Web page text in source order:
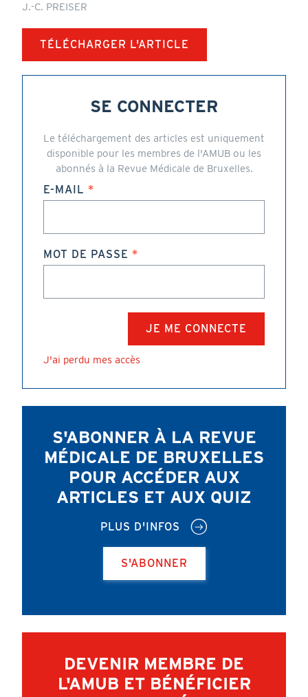
J.-C. PREISER
TÉLÉCHARGER L'ARTICLE
SE CONNECTER
Le téléchargement des articles est uniquement
disponible pour les membres de l'AMUB ou les
abonnés à la Revue Médicale de Bruxelles.
E-MAIL
MOT DE PASSE
J'ai perdu mes accès
S'ABONNER À LA REVUE
MÉDICALE DE BRUXELLES
POUR ACCÉDER AUX
ARTICLES ET AUX QUIZ
PLUS D'INFOS
S'ABONNER
DEVENIR MEMBRE DE
L'AMUB ET BÉNÉFICIER